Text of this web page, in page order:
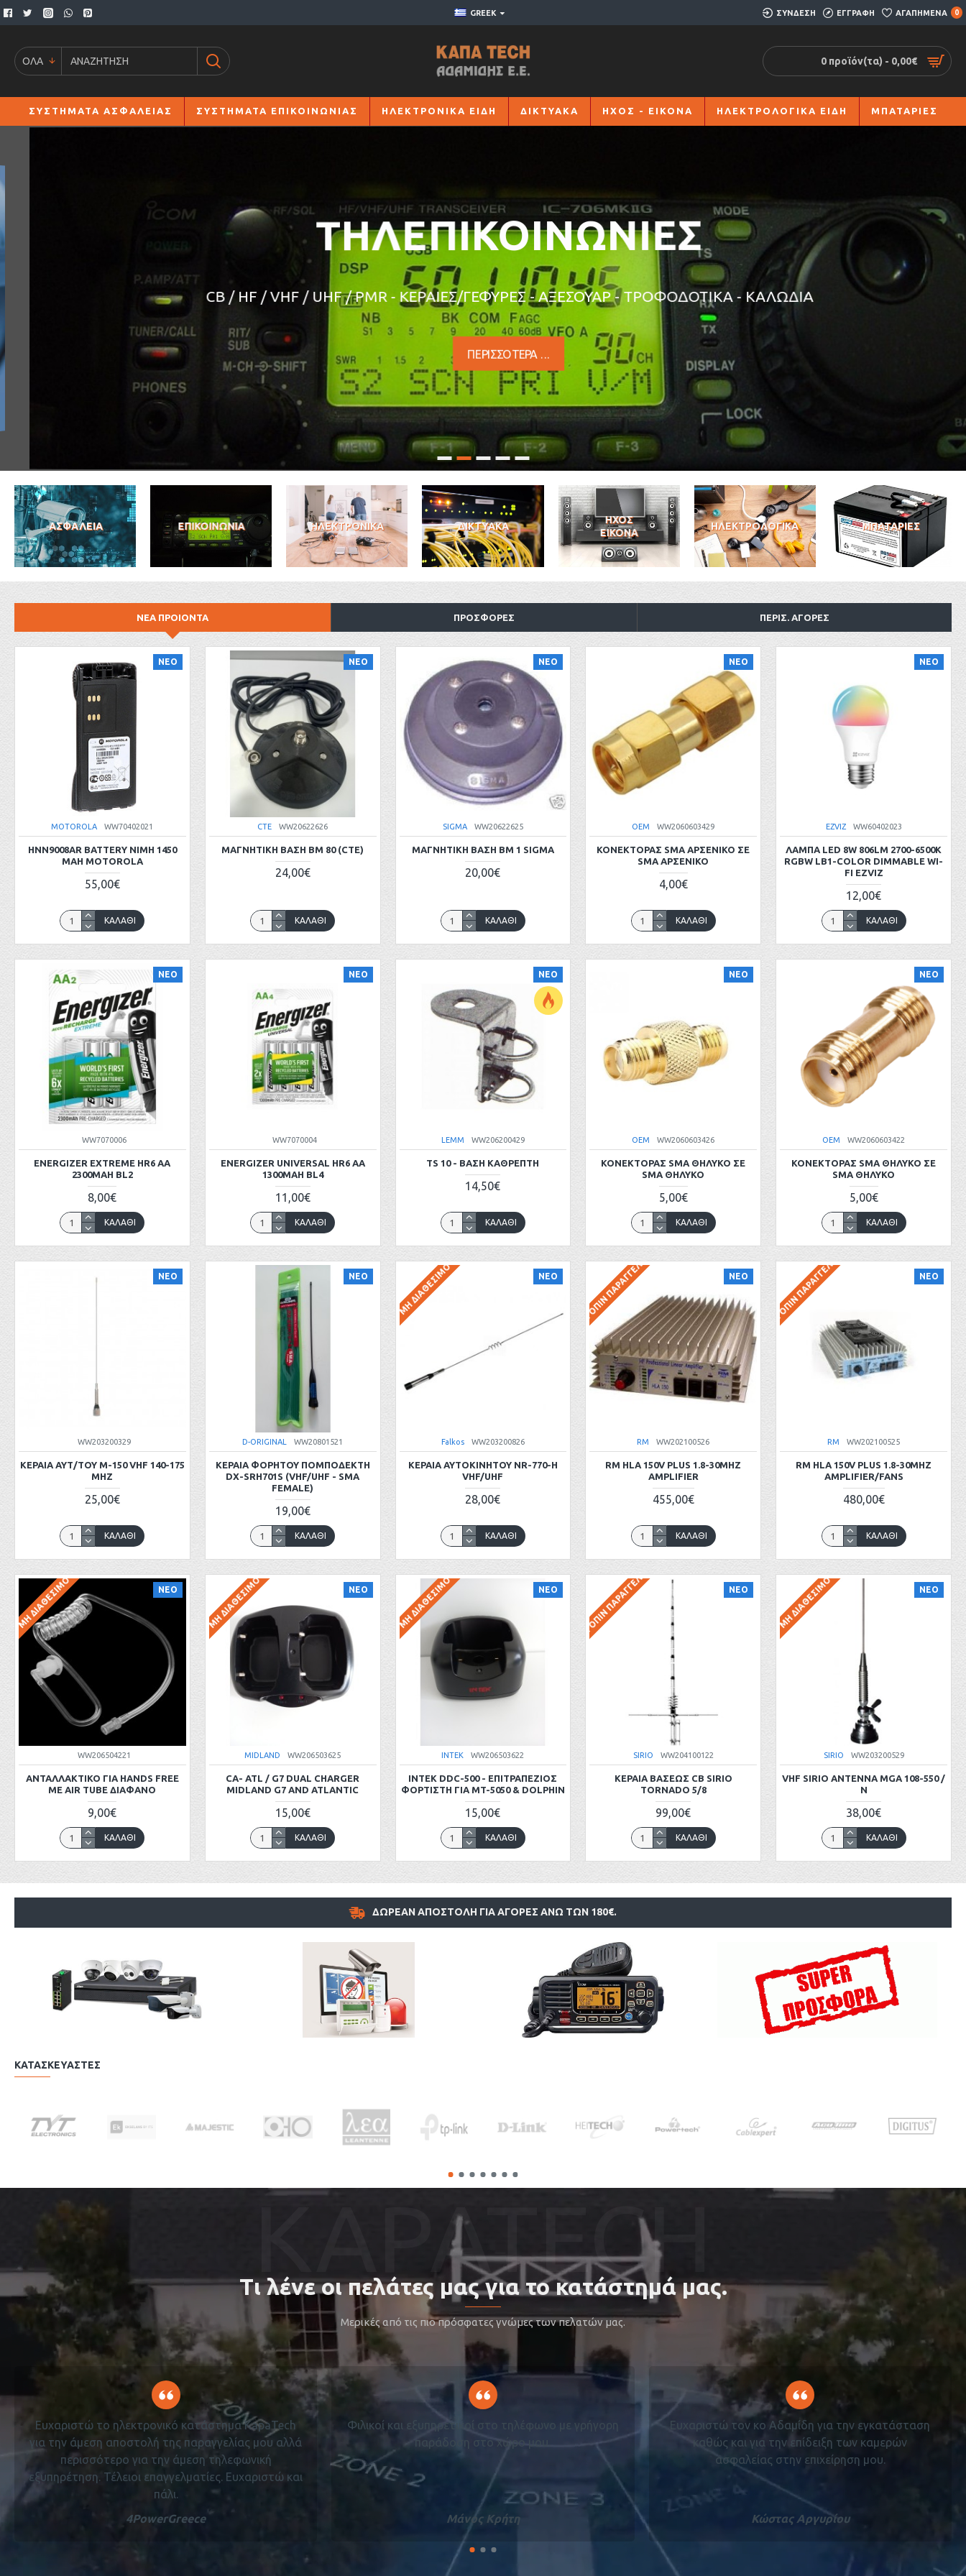
GREEK ΣΥΝΔΕΣΗ ΕΓΓΡΑΦΗ ΑΓΑΠΗΜΕΝΑ 0
ΟΛΑ 0 προϊόν(τα) - 0,00€
ΣΥΣΤΗΜΑΤΑ ΑΣΦΑΛΕΙΑΣ ΣΥΣΤΗΜΑΤΑ ΕΠΙΚΟΙΝΩΝΙΑΣ ΗΛΕΚΤΡΟΝΙΚΑ ΕΙΔΗ ΔΙΚΤΥΑΚΑ ΗΧΟΣ - ΕΙΚΟΝΑ ΗΛΕΚΤΡΟΛΟΓΙΚΑ ΕΙΔΗ ΜΠΑΤΑΡΙΕΣ
ΤΗΛΕΠΙΚΟΙΝΩΝΙΕΣ
CB / HF / VHF / UHF / PMR - ΚΕΡΑΙΕΣ/ΓΕΦΥΡΕΣ - ΑΞΕΣΟΥΑΡ - ΤΡΟΦΟΔΟΤΙΚΑ - ΚΑΛΩΔΙΑ
ΠΕΡΙΣΣΟΤΕΡΑ ...
ΑΣΦΑΛΕΙΑ ΕΠΙΚΟΙΝΩΝΙΑ ΗΛΕΚΤΡΟΝΙΚΑ ΔΙΚΤΥΑΚΑ
ΗΧΟΣ
ΕΙΚΟΝΑ
ΗΛΕΚΤΡΟΛΟΓΙΚΑ ΜΠΑΤΑΡΙΕΣ
ΝΕΑ ΠΡΟΙΟΝΤΑ ΠΡΟΣΦΟΡΕΣ ΠΕΡΙΣ. ΑΓΟΡΕΣ
ΝΕΟ
MOTOROLA WW70402021
HNN9008AR BATTERY NIMH 1450
MAH MOTOROLA
55,00€
ΚΑΛΆΘΙ
ΝΕΟ
CTE WW20622626
ΜΑΓΝΗΤΙΚΗ ΒΑΣΗ BM 80 (CTE)
24,00€
ΚΑΛΆΘΙ
ΝΕΟ
SIGMA WW20622625
ΜΑΓΝΗΤΙΚΗ ΒΑΣΗ BM 1 SIGMA
20,00€
ΚΑΛΆΘΙ
ΝΕΟ
OEM WW2060603429
ΚΟΝΕΚΤΟΡΑΣ SMA ΑΡΣΕΝΙΚΟ ΣΕ
SMA ΑΡΣΕΝΙΚΟ
4,00€
ΚΑΛΆΘΙ
ΝΕΟ
EZVIZ WW60402023
ΛΆΜΠΑ LED 8W 806LM 2700-6500K
RGBW LB1-COLOR DIMMABLE WI-
FI EZVIZ
12,00€
ΚΑΛΆΘΙ
ΝΕΟ
WW7070006
ENERGIZER EXTREME HR6 AA
2300MAH BL2
8,00€
ΚΑΛΆΘΙ
ΝΕΟ
WW7070004
ENERGIZER UNIVERSAL HR6 AA
1300MAH BL4
11,00€
ΚΑΛΆΘΙ
ΝΕΟ
LEMM WW206200429
TS 10 - ΒΆΣΗ ΚΑΘΡΈΠΤΗ
14,50€
ΚΑΛΆΘΙ
ΝΕΟ
OEM WW2060603426
ΚΟΝΕΚΤΟΡΑΣ SMA ΘΗΛΥΚΟ ΣΕ
SMA ΘΗΛΥΚΟ
5,00€
ΚΑΛΆΘΙ
ΝΕΟ
OEM WW2060603422
ΚΟΝΕΚΤΟΡΑΣ SMA ΘΗΛΥΚΟ ΣΕ
SMA ΘΗΛΥΚΟ
5,00€
ΚΑΛΆΘΙ
ΝΕΟ
WW203200329
ΚΕΡΑΙΑ ΑΥΤ/ΤΟΥ M-150 VHF 140-175
MHZ
25,00€
ΚΑΛΆΘΙ
ΝΕΟ
D-ORIGINAL WW20801521
ΚΕΡΑΙΑ ΦΟΡΗΤΟΥ ΠΟΜΠΟΔΕΚΤΗ
DX-SRH701S (VHF/UHF - SMA
FEMALE)
19,00€
ΚΑΛΆΘΙ
ΝΕΟ
ΜΗ ΔΙΑΘΈΣΙΜΟ
Falkos WW203200826
ΚΕΡΑΙΑ ΑΥΤΟΚΙΝΗΤΟΥ NR-770-H
VHF/UHF
28,00€
ΚΑΛΆΘΙ
ΝΕΟ
ΚΑΤΌΠΙΝ ΠΑΡΑΓΓΕΛΊΑΣ
RM WW202100526
RM HLA 150V PLUS 1.8-30MHZ
AMPLIFIER
455,00€
ΚΑΛΆΘΙ
ΝΕΟ
ΚΑΤΌΠΙΝ ΠΑΡΑΓΓΕΛΊΑΣ
RM WW202100525
RM HLA 150V PLUS 1.8-30MHZ
AMPLIFIER/FANS
480,00€
ΚΑΛΆΘΙ
ΝΕΟ
ΜΗ ΔΙΑΘΈΣΙΜΟ
WW206504221
ΑΝΤΑΛΛΑΚΤΙΚΟ ΓΙΑ HANDS FREE
ME AIR TUBE ΔΙΑΦΑΝΟ
9,00€
ΚΑΛΆΘΙ
ΝΕΟ
ΜΗ ΔΙΑΘΈΣΙΜΟ
MIDLAND WW206503625
CA- ATL / G7 DUAL CHARGER
MIDLAND G7 AND ATLANTIC
15,00€
ΚΑΛΆΘΙ
ΝΕΟ
ΜΗ ΔΙΑΘΈΣΙΜΟ
INTEK WW206503622
INTEK DDC-500 - ΕΠΙΤΡΑΠΈΖΙΟΣ
ΦΟΡΤΙΣΤΉ ΓΙΑ MT-5050 & DOLPHIN
15,00€
ΚΑΛΆΘΙ
ΝΕΟ
ΚΑΤΌΠΙΝ ΠΑΡΑΓΓΕΛΊΑΣ
SIRIO WW204100122
ΚΕΡΑΙΑ ΒΑΣΕΩΣ CB SIRIO
TORNADO 5/8
99,00€
ΚΑΛΆΘΙ
ΝΕΟ
ΜΗ ΔΙΑΘΈΣΙΜΟ
SIRIO WW203200529
VHF SIRIO ANTENNA MGA 108-550 /
Ν
38,00€
ΚΑΛΆΘΙ
ΔΩΡΕΑΝ ΑΠΟΣΤΟΛΗ ΓΙΑ ΑΓΟΡΕΣ ΑΝΩ ΤΩΝ 180€.
ΚΑΤΑΣΚΕΥΑΣΤΕΣ
Τι λένε οι πελάτες μας για το κατάστημά μας.
Μερικές από τις πιο πρόσφατες γνώμες των πελατών μας.
Ευχαριστώ το ηλεκτρονικό κατάστημα KapaTech
για την άμεση αποστολή της παραγγελίας μου αλλά
περισσότερο για την άμεση τηλεφωνική
εξυπηρέτηση. Τέλειοι επαγγελματίες. Ευχαριστώ και
πάλι.
4PowerGreece
Φιλικοί και εξυπηρετικοί στο τηλέφωνο με γρήγορη
παράδοση στο χώρο μου.
Μάνος Κρήτη
Ευχαριστώ τον κο Αδαμίδη για την εγκατάσταση
καθώς και για την επίδειξη των καμερών
ασφαλείας στην επιχείρηση μου.
Κώστας Αργυρίου